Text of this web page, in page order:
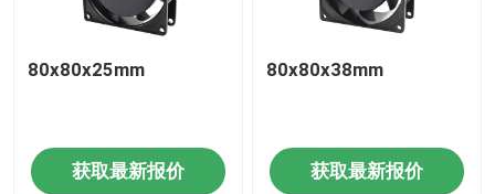
80x80x25mm
获取最新报价
80x80x38mm
获取最新报价